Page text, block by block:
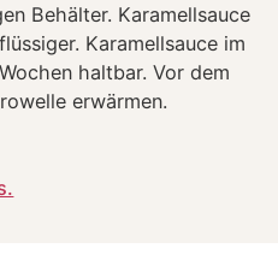
Behälter. Karamellsauce
Karamellsauce im
haltbar. Vor dem
erwärmen.